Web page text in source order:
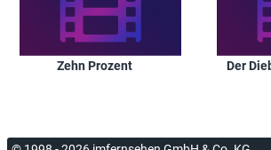
Zehn Prozent Der